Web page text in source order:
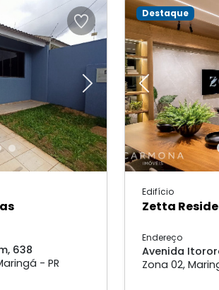
Next
638
- PR
Previous
Destaque
Edifício
Zetta
Endereço
Avenida
Zona 02,